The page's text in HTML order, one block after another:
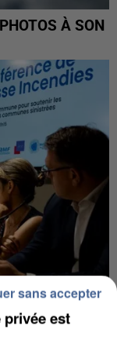
À SON
UN ÉLAN
privée est
sans accepter